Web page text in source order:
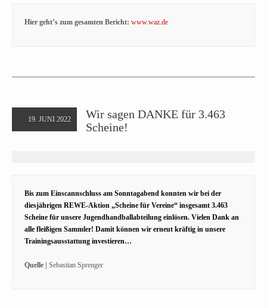
Hier geht’s zum gesamten Bericht: www.waz.de
19. JUNI 2022
Wir sagen DANKE für 3.463
Scheine!
Bis zum Einscannschluss am Sonntagabend konnten wir bei der
diesjährigen REWE-Aktion „Scheine für Vereine“ insgesamt 3.463
Scheine für unsere Jugendhandballabteilung einlösen. Vielen Dank an
alle fleißigen Sammler! Damit können wir erneut kräftig in unsere
Trainingsausstattung investieren…
Quelle | Sebastian Sprenger